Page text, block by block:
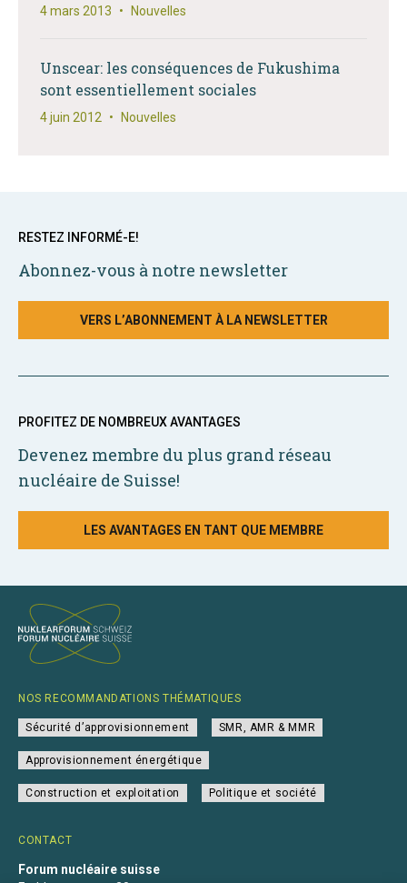
4 mars 2013 • Nouvelles
Unscear: les conséquences de Fukushima
sont essentiellement sociales
4 juin 2012 • Nouvelles
RESTEZ INFORMÉ-E!
Abonnez-vous à notre newsletter
VERS L’ABONNEMENT À LA NEWSLETTER
PROFITEZ DE NOMBREUX AVANTAGES
Devenez membre du plus grand réseau
nucléaire de Suisse!
LES AVANTAGES EN TANT QUE MEMBRE
CONTACT
Forum nucléaire suisse
NOS RECOMMANDATIONS THÉMATIQUES
Sécurité d’approvisionnement SMR, AMR & MMR
Approvisionnement énergétique
Construction et exploitation Politique et société